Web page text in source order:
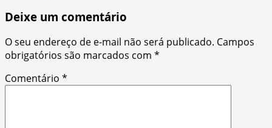
Deixe um comentário
O seu endereço de e-mail não será publicado. Campos
obrigatórios são marcados com *
Comentário *